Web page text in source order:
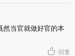
然当官就做好官的本
· 回复